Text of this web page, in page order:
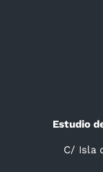
Estudio
C/ Isla